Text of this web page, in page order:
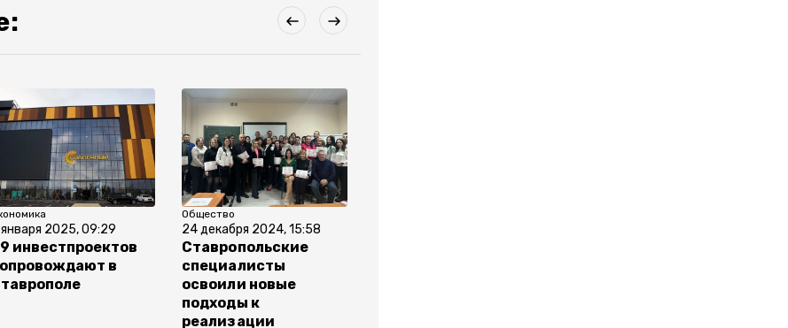
2025, 09:29
инвестпроектов
в
Общество
24 декабря 2024, 15:58
Ставропольские
специалисты
освоили новые
подходы к
реализации